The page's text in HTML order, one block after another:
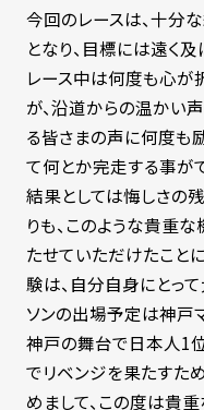
今回のレースは、十分
となり、目標には遠く
レース中は何度も心が
が、沿道からの温かい
る皆さまの声に何度も
て何とか完走する事が
結果としては悔しさの
りも、このような貴重
たせていただけたこと
験は、自分自身にとっ
ソンの出場予定は神戸
神戸の舞台で日本人1位
でリベンジを果たすた
めまして、この度は貴